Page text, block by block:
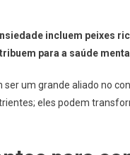
incluem peixes
para a saúde
um grande aliado no
eles podem